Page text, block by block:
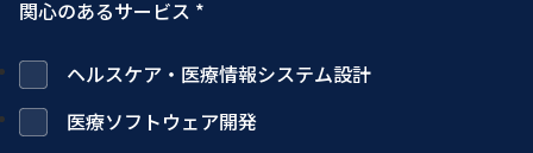
関心のあるサービス *
ヘルスケア・医療情報システム設計
医療ソフトウェア開発